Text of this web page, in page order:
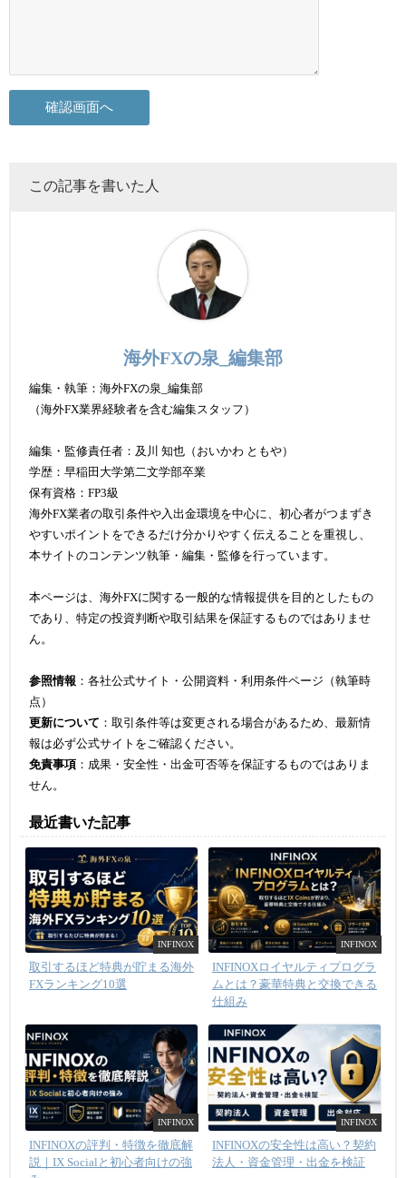
この記事を書いた人
海外FXの泉_編集部
編集・執筆：海外FXの泉_編集部
（海外FX業界経験者を含む編集スタッフ）
編集・監修責任者：及川 知也（おいかわ ともや）
学歴：早稲田大学第二文学部卒業
保有資格：FP3級
海外FX業者の取引条件や入出金環境を中心に、初心者がつまずき
やすいポイントをできるだけ分かりやすく伝えることを重視し、
本サイトのコンテンツ執筆・編集・監修を行っています。
本ページは、海外FXに関する一般的な情報提供を目的としたもの
であり、特定の投資判断や取引結果を保証するものではありませ
ん。
参照情報 ：各社公式サイト・公開資料・利用条件ページ（執筆時
点）
更新について ：取引条件等は変更される場合があるため、最新情
報は必ず公式サイトをご確認ください。
免責事項 ：成果・安全性・出金可否等を保証するものではありま
せん。
最近書いた記事
INFINOX
取引するほど特典が貯まる海外
FXランキング10選
INFINOX
INFINOXロイヤルティプログラ
ムとは？豪華特典と交換できる
仕組み
INFINOX
INFINOXの評判・特徴を徹底解
説｜IX Socialと初心者向けの強
INFINOX
INFINOXの安全性は高い？契約
法人・資金管理・出金を検証